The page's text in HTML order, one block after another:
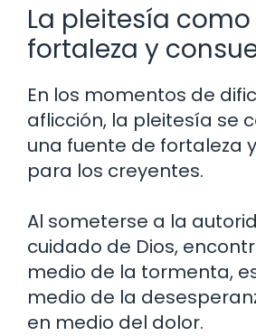
La pleitesía
fortaleza y
En los momentos de
aflicción, la pleitesía se
una fuente de fortaleza
para los creyentes.
Al someterse a la
cuidado de Dios,
medio de la tormenta,
medio de la
en medio del dolor.